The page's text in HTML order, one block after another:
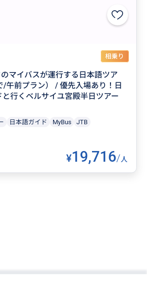
相乗り
のマイバスが運行する日本語ツア
/午前プラン） / 優先入場あり！日
行くベルサイユ宮殿半日ツアー
日本語ガイド MyBus JTB
¥19,716/人